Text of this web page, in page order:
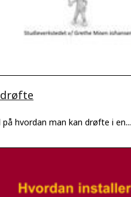
på hvordan man kan drøfte i en...